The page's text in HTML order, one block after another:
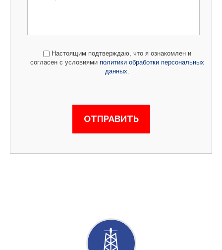
Настоящим подтверждаю, что я ознакомлен и
согласен с условиями политики обработки персональных
данных.